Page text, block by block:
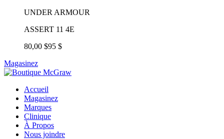
UNDER ARMOUR
ASSERT 11 4E
80,00 $95 $
Magasinez
Accueil
Magasinez
Marques
Clinique
À Propos
Nous joindre